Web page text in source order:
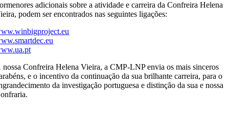
adicionais sobre a atividade e carreira da Confreira Helena
podem ser encontrados nas seguintes ligações:
nossa Confreira Helena Vieira, a CMP-LNP envia os mais sinceros
e o incentivo da continuação da sua brilhante carreira, para o
da investigação portuguesa e distinção da sua e nossa